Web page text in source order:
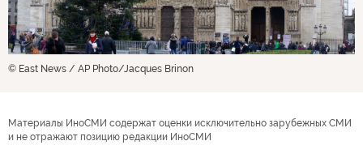
© East News / AP Photo/Jacques Brinon
Материалы ИноСМИ содержат оценки исключительно зарубежных СМИ
и не отражают позицию редакции ИноСМИ